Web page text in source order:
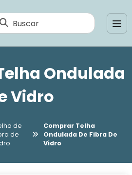
Buscar
Ondulada
Vidro
de
de
Comprar Telha
Ondulada De Fibra De
Vidro